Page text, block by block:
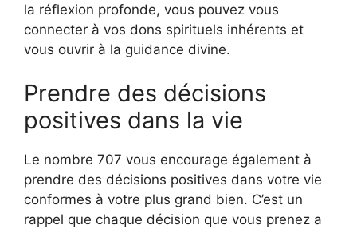
la réflexion profonde, vous pouvez vous
connecter à vos dons spirituels inhérents et
vous ouvrir à la guidance divine.
Prendre des décisions
positives dans la vie
Le nombre 707 vous encourage également à
prendre des décisions positives dans votre vie
conformes à votre plus grand bien. C’est un
rappel que chaque décision que vous prenez a